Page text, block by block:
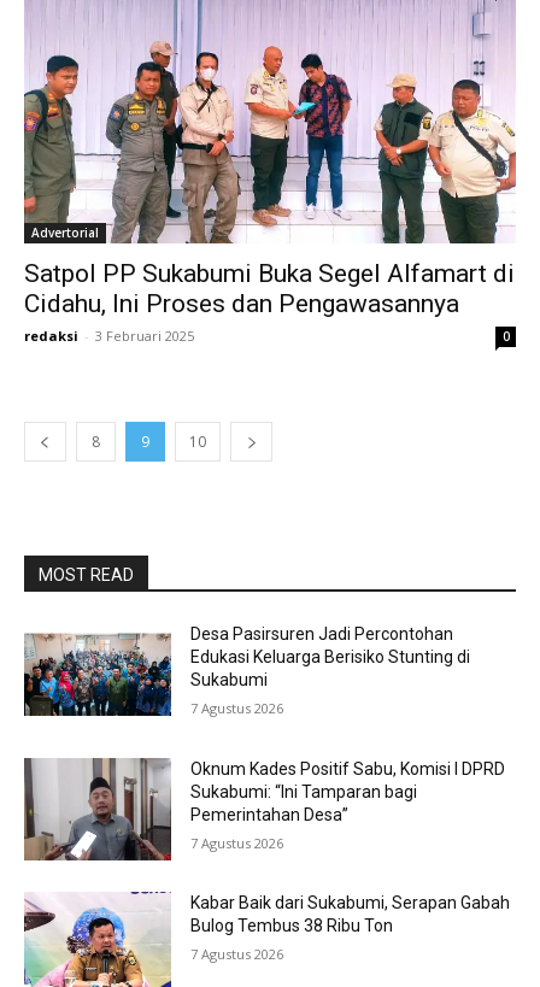
Advertorial
Satpol PP Sukabumi Buka Segel Alfamart di
Cidahu, Ini Proses dan Pengawasannya
redaksi - 3 Februari 2025 0
8 9 10
MOST READ
Desa Pasirsuren Jadi Percontohan
Edukasi Keluarga Berisiko Stunting di
Sukabumi
7 Agustus 2026
Oknum Kades Positif Sabu, Komisi I DPRD
Sukabumi: “Ini Tamparan bagi
Pemerintahan Desa”
7 Agustus 2026
Kabar Baik dari Sukabumi, Serapan Gabah
Bulog Tembus 38 Ribu Ton
7 Agustus 2026